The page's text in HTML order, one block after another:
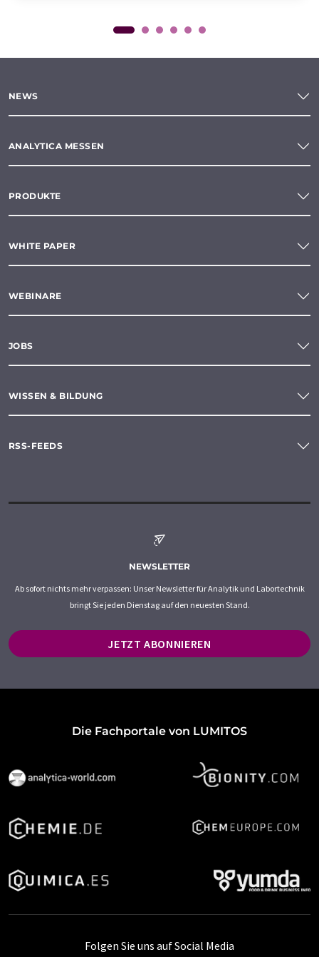
NEWS
ANALYTICA MESSEN
PRODUKTE
WHITE PAPER
WEBINARE
JOBS
WISSEN & BILDUNG
RSS-FEEDS
NEWSLETTER
Ab sofort nichts mehr verpassen: Unser Newsletter für Analytik und Labortechnik
bringt Sie jeden Dienstag auf den neuesten Stand.
JETZT ABONNIEREN
Die Fachportale von LUMITOS
Folgen Sie uns auf Social Media